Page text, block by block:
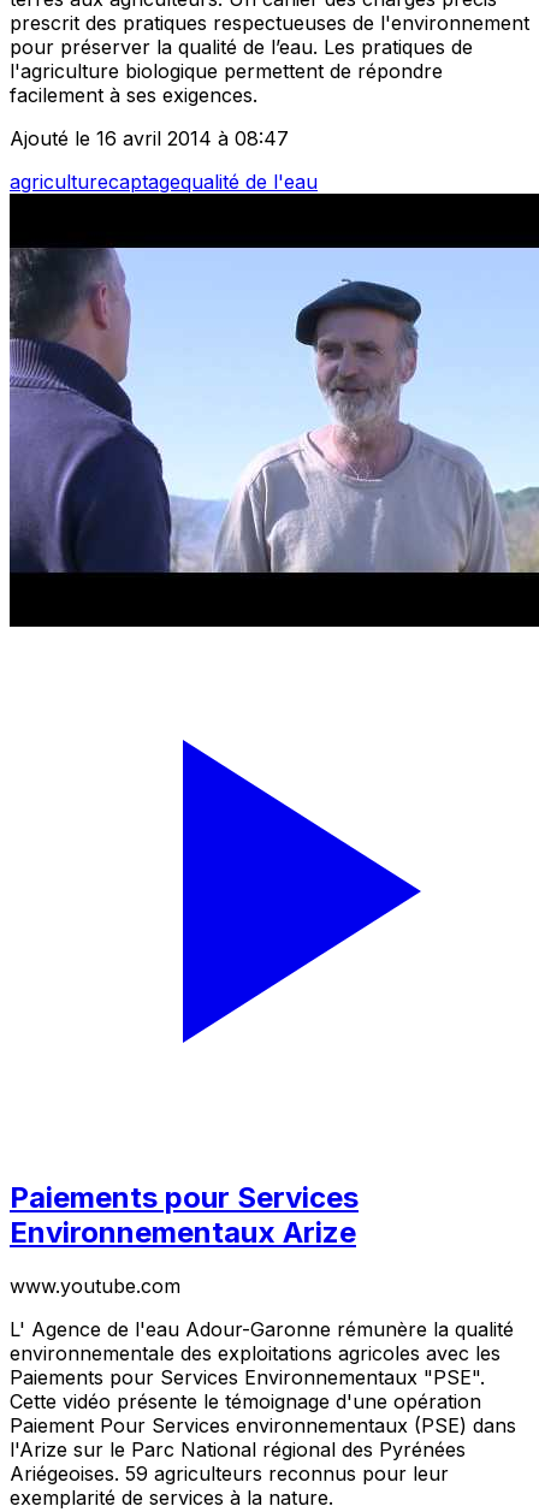
prescrit des pratiques respectueuses de l'environnement
pour préserver la qualité de l’eau. Les pratiques de
l'agriculture biologique permettent de répondre
facilement à ses exigences.
Ajouté le 16 avril 2014 à 08:47
agriculturecaptagequalité de l'eau
Paiements pour Services
Environnementaux Arize
www.youtube.com
L' Agence de l'eau Adour-Garonne rémunère la qualité
environnementale des exploitations agricoles avec les
Paiements pour Services Environnementaux "PSE".
Cette vidéo présente le témoignage d'une opération
Paiement Pour Services environnementaux (PSE) dans
l'Arize sur le Parc National régional des Pyrénées
Ariégeoises. 59 agriculteurs reconnus pour leur
exemplarité de services à la nature.